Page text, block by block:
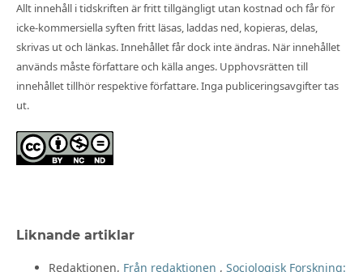
Allt innehåll i tidskriften är fritt tillgängligt utan kostnad och får för
icke-kommersiella syften fritt läsas, laddas ned, kopieras, delas,
skrivas ut och länkas. Innehållet får dock inte ändras. När innehållet
används måste författare och källa anges. Upphovsrätten till
innehållet tillhör respektive författare. Inga publiceringsavgifter tas
ut.
Liknande artiklar
Redaktionen, Från redaktionen , Sociologisk Forskning: